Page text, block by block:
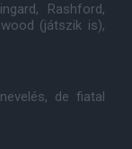
Rashford,
(játszik is),
de fiatal